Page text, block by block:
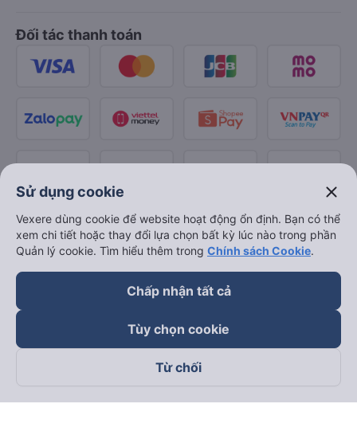
Đối tác thanh toán
Theo dõi chúng tôi trên
Sử dụng cookie close
Vexere dùng cookie để website hoạt động ổn định. Bạn có thể
xem chi tiết hoặc thay đổi lựa chọn bất kỳ lúc nào trong phần
Quản lý cookie. Tìm hiểu thêm trong Chính sách Cookie.
Chấp nhận tất cả
Tùy chọn cookie
Từ chối